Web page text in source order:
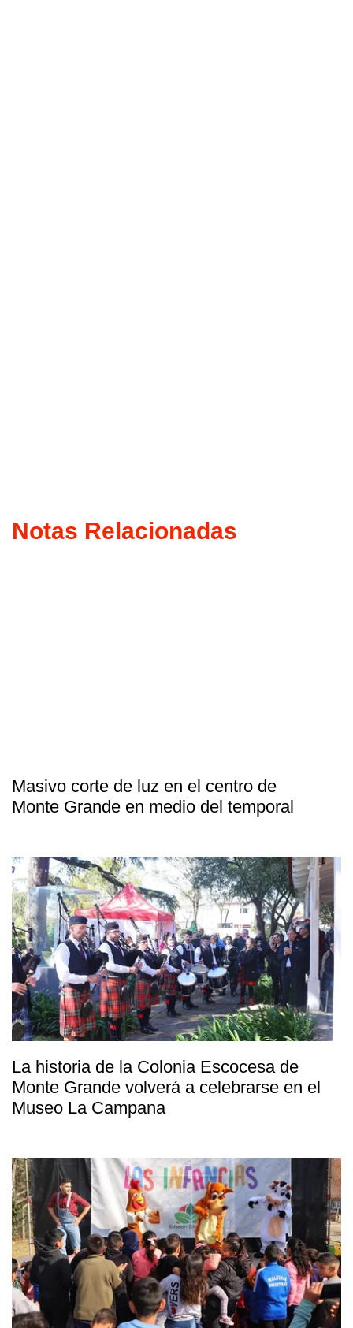
Notas Relacionadas
Masivo corte de luz en el centro de
Monte Grande en medio del temporal
La historia de la Colonia Escocesa de
Monte Grande volverá a celebrarse en el
Museo La Campana